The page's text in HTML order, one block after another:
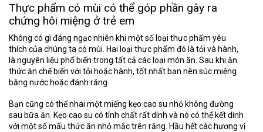
Thực phẩm có mùi có thể góp phần gây ra
chứng hôi miệng ở trẻ em
Không có gì đáng ngạc nhiên khi một số loại thực phẩm yêu
thích của chúng ta có mùi. Hai loại thực phẩm đó là tỏi và hành,
là nguyên liệu phổ biến trong tất cả các loại món ăn. Sau khi ăn
thức ăn chế biến với tỏi hoặc hành, tốt nhất bạn nên súc miệng
bằng nước hoặc đánh răng.
Bạn cũng có thể nhai một miếng kẹo cao su nhỏ không đường
sau bữa ăn. Kẹo cao su có tính chất rất dính và nó có thể kết dính
với một số mẩu thức ăn nhỏ mắc trên răng. Hầu hết các hương vị